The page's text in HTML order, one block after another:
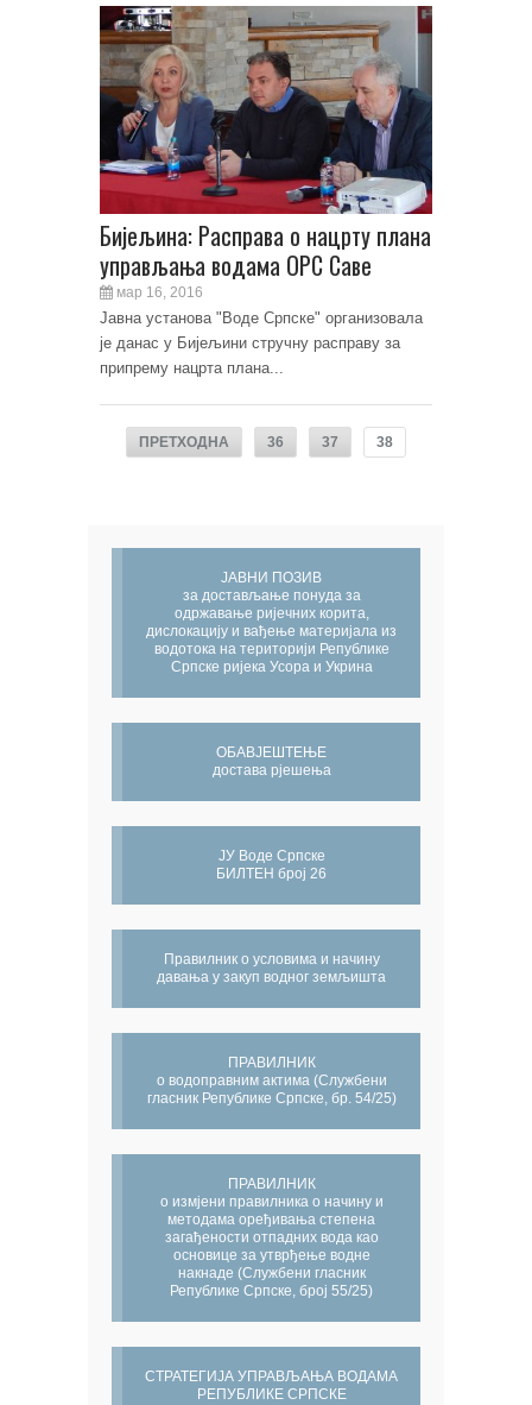
Бијељина: Расправа о нацрту плана
управљања водама ОРС Саве
мар 16, 2016
Јавна установа "Воде Српске" организовала
је данас у Бијељини стручну расправу за
припрему нацрта плана...
ПРЕТХОДНА 36 37 38
ЈАВНИ ПОЗИВ
за достављање понуда за
одржавање ријечних корита,
дислокацију и вађење материјала из
водотока на територији Републике
Српске ријека Усора и Укрина
ОБАВЈЕШТЕЊЕ
достава рјешења
ЈУ Воде Српске
БИЛТЕН број 26
Правилник о условима и начину
давања у закуп водног земљишта
ПРАВИЛНИК
о водоправним актима (Службени
гласник Републике Српске, бр. 54/25)
ПРАВИЛНИК
о измјени правилника о начину и
методама оређивања степена
загађености отпадних вода као
основице за утврђење водне
накнаде (Службени гласник
Републике Српске, број 55/25)
СТРАТЕГИЈА УПРАВЉАЊА ВОДАМА
РЕПУБЛИКЕ СРПСКЕ